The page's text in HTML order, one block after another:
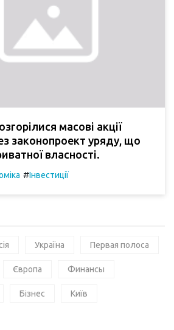
масові акції
законопроект уряду, що
власності.
#Інвестиції
Україна Первая полоса
Європа Финансы
Бізнес Київ